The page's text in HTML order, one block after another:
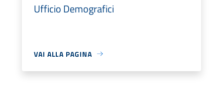
Ufficio Demografici
VAI ALLA PAGINA